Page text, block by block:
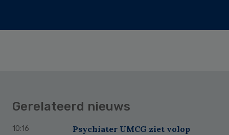
Gerelateerd nieuws
10:16
Psychiater UMCG ziet volop